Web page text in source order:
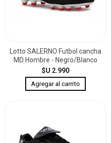
Lotto SALERNO Futbol cancha
MD Hombre - Negro/Blanco
$U 2.990